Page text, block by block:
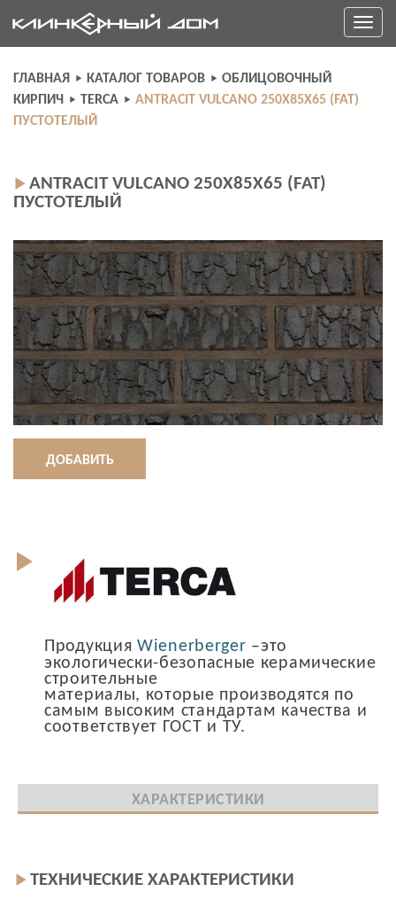
to
content
Toggle
ГЛАВНАЯ КАТАЛОГ ТОВАРОВ
ОБЛИЦОВОЧНЫЙ
КИРПИЧ
TERCA
ANTRACIT VULCANO 250X85X65 (FAT)
ПУСТОТЕЛЫЙ
ANTRACIT VULCANO 250X85X65 (FAT)
ПУСТОТЕЛЫЙ
ДОБАВИТЬ
Продукция Wienerberger –это
экологически-безопасные керамические
строительные
материалы, которые производятся по
самым высоким стандартам качества и
соответствует ГОСТ и ТУ.
ХАРАКТЕРИСТИКИ
ТЕХНИЧЕСКИЕ ХАРАКТЕРИСТИКИ